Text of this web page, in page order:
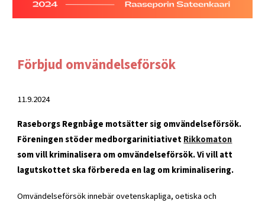
Förbjud omvändelseförsök
11.9.2024
Raseborgs Regnbåge motsätter sig omvändelseförsök.
Föreningen stöder medborgarinitiativetRikkomaton
som vill kriminalisera om omvändelseförsök. Vi vill att
lagutskottet ska förbereda en lag om kriminalisering.
Omvändelseförsök innebär ovetenskapliga, oetiska och